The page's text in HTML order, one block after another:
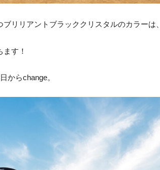
リリアントブラッククリスタルのカラーは、
す！
からchange。